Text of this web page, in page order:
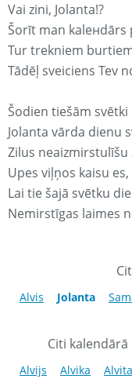
Vai zini, Jolanta!?
Šorīt man kaleнdārs
Tur trekniem
Tādēļ sveiciens Tev
Šodien tiešām svētki
Jolanta vārda dienu
Zilus neaizmirstulīšu
Upes viļņos kaisu es,
Lai tie šajā svētku
Nemirstīgas laimes
Alvis Jolanta
Citi
Alvijs Alvika Alvita